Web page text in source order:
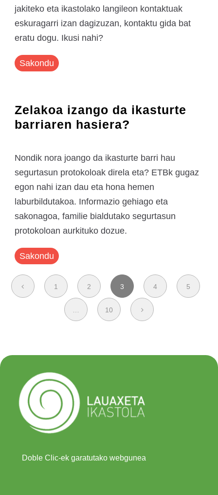
jakiteko eta ikastolako langileon kontaktuak
eskuragarri izan dagizuzan, kontaktu gida bat
eratu dogu. Ikusi nahi?
Sakondu
Zelakoa izango da ikasturte
barriaren hasiera?
Nondik nora joango da ikasturte barri hau
segurtasun protokoloak direla eta? ETBk gugaz
egon nahi izan dau eta hona hemen
laburbildutakoa. Informazio gehiago eta
sakonagoa, familie bialdutako segurtasun
protokoloan aurkituko dozue.
Sakondu
1 2 3 4 5
10
Doble Clic-ek garatutako webgunea